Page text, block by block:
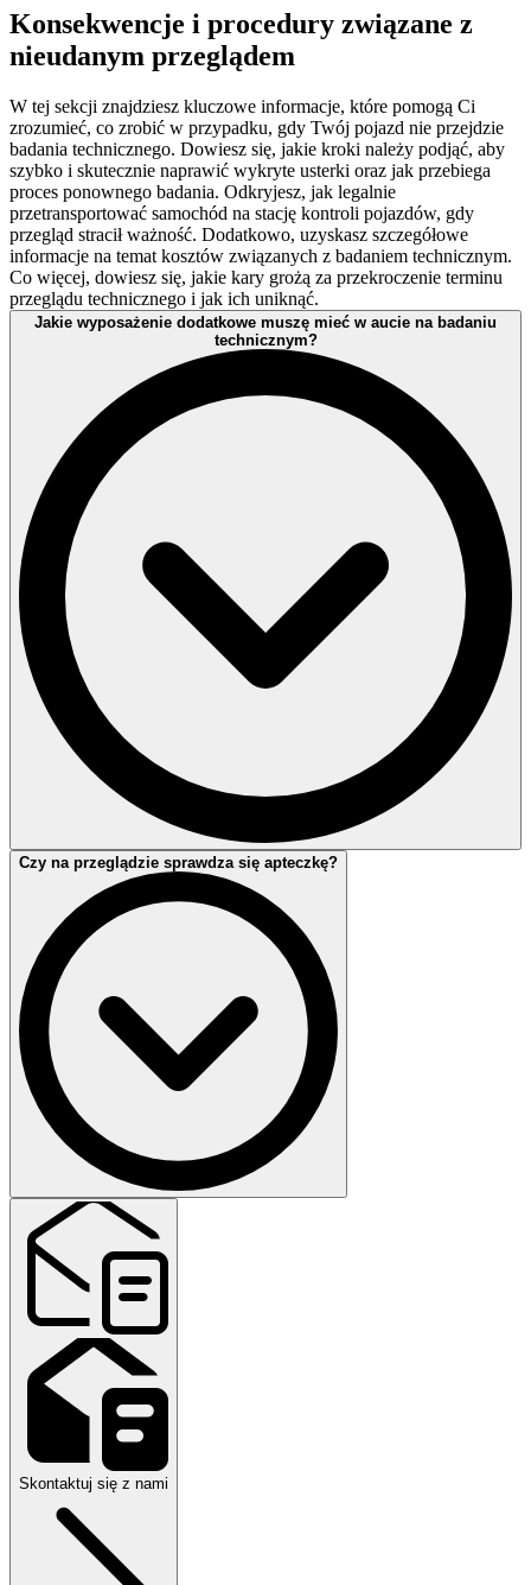
pojazdu. Takie badanie może wykonać każdy użytkownik pojazdu
bądź inna osoba wskazana do jego wykonania przez właściciela.
Konsekwencje i procedury związane z
nieudanym przeglądem
W tej sekcji znajdziesz kluczowe informacje, które pomogą Ci
zrozumieć, co zrobić w przypadku, gdy Twój pojazd nie przejdzie
badania technicznego. Dowiesz się, jakie kroki należy podjąć, aby
szybko i skutecznie naprawić wykryte usterki oraz jak przebiega
proces ponownego badania. Odkryjesz, jak legalnie
przetransportować samochód na stację kontroli pojazdów, gdy
przegląd stracił ważność. Dodatkowo, uzyskasz szczegółowe
informacje na temat kosztów związanych z badaniem technicznym.
Co więcej, dowiesz się, jakie kary grożą za przekroczenie terminu
przeglądu technicznego i jak ich uniknąć.
Jakie wyposażenie dodatkowe muszę mieć w aucie na badaniu
technicznym?
Obowiązkowe wyposażenie sprawdzane podczas badania
technicznego to gaśnica oraz trójkąt ostrzegawczy.
Czy na przeglądzie sprawdza się apteczkę?
Apteczkę musi posiadać pojazd wykonujący zarobkowy przewóz
osób, oraz Taxi osobowe.
Skontaktuj się z nami